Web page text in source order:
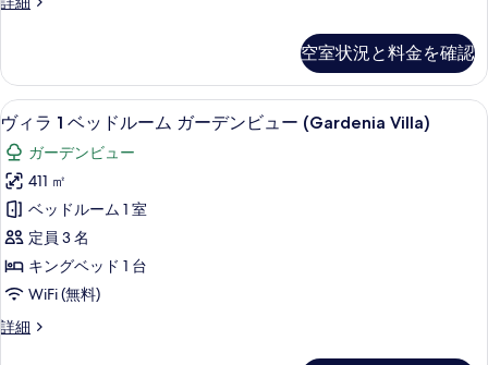
る
ー
デ
ン
ビ
ュ
ー
の
す
べ
て
ー
ル
ガ
ー
デ
ン
ビ
ュ
ー
の
詳
ベ
ド
2
台
プ
ラ
イ
ベ
ー
ト
プ
ー
ト
ダ
ブ
ル
ベ
ッ
ド
2
台
プ
ラ
ベ
空室状況と料金を確認
ヴ
ィ
ラ
1
ベ
ッ
ド
ル
ー
ヴィラ 1 ベッドルーム ガーデンビュ
6
ヴィラ 1 ベッドルーム ガーデンビュー (Gardenia Villa)
ガーデンビュー
411 ㎡
ベッドルーム 1 室
定員 3 名
キングベッド 1 台
WiFi (無料)
詳細
ヴ